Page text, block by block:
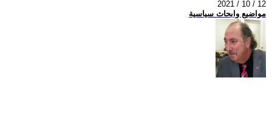
2021 / 10 / 12
مواضيع وابحاث سياسية